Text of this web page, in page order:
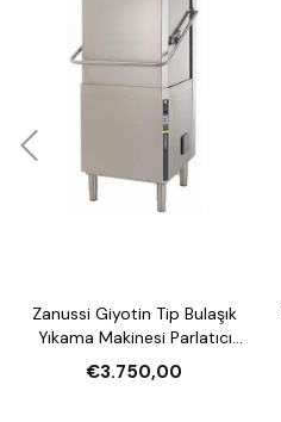
Zanussi Giyotin Tip Bulaşık
Yıkama Makinesi Parlatıcı
Pompalı
€3.750,00